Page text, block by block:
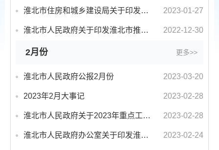
淮北市住房和城乡建设局关于印发《关于促进房地产市场平稳健康发展的若干措施》的通知 2023-01-27
淮北市人民政府关于印发淮北市推进法治政府建设率先突破三年行动计划（2022—2024年）的通知 2022-12-30
2月份 更多>>
淮北市人民政府公报2月份 2023-03-20
2023年2月大事记 2023-02-28
淮北市人民政府关于2023年重点工作及责任分解的通知 2023-02-28
淮北市人民政府办公室关于印发淮北市行政复议员管理办法（试行）的通知 2023-02-24